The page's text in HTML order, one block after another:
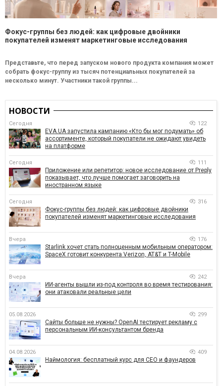
Фокус-группы без людей: как цифровые двойники
покупателей изменят маркетинговые исследования
Представьте, что перед запуском нового продукта компания может
собрать фокус-группу из тысяч потенциальных покупателей за
несколько минут. Участники такой группы...
НОВОСТИ
Сегодня 122
EVA.UA запустила кампанию «Кто бы мог подумать» об
ассортименте, который покупатели не ожидают увидеть
на платформе
Сегодня 111
Приложение или репетитор: новое исследование от Preply
показывает, что лучше помогает заговорить на
иностранном языке
Сегодня 316
Фокус-группы без людей: как цифровые двойники
покупателей изменят маркетинговые исследования
Вчера 176
Starlink хочет стать полноценным мобильным оператором:
SpaceX готовит конкурента Verizon, AT&T и T-Mobile
Вчера 242
ИИ-агенты вышли из-под контроля во время тестирования:
они атаковали реальные цели
05.08.2026 299
Сайты больше не нужны? OpenAI тестирует рекламу с
персональным ИИ-консультантом бренда
04.08.2026 409
Наймология: бесплатный курс для CEO и фаундеров